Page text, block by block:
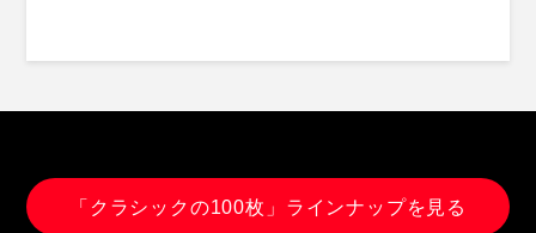
「クラシックの100枚」ラインナップを見る